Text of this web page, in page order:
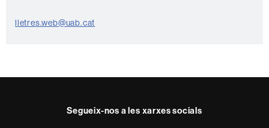
t
lletres.web@uab.cat
Segueix-nos a les xarxes socials